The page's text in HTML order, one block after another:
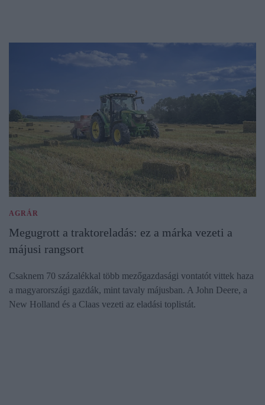
AGRÁR
Megugrott a traktoreladás: ez a márka vezeti a
májusi rangsort
Csaknem 70 százalékkal több mezőgazdasági vontatót vittek haza
a magyarországi gazdák, mint tavaly májusban. A John Deere, a
New Holland és a Claas vezeti az eladási toplistát.